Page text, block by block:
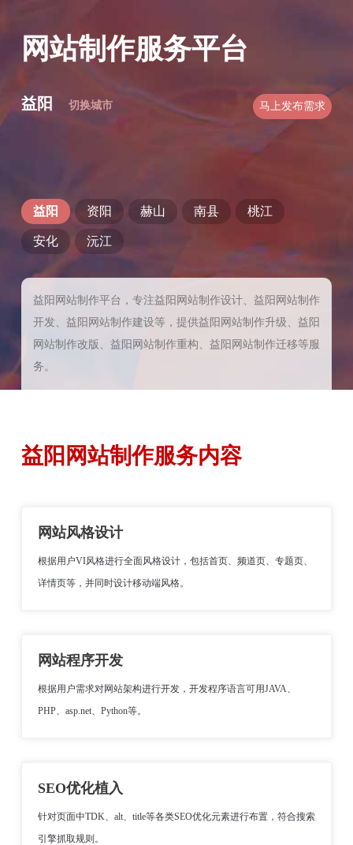
网站制作服务平台
益阳 切换城市 马上发布需求
益阳 资阳 赫山 南县 桃江
安化 沅江
益阳网站制作平台，专注益阳网站制作设计、益阳网站制作
开发、益阳网站制作建设等，提供益阳网站制作升级、益阳
网站制作改版、益阳网站制作重构、益阳网站制作迁移等服
务。
益阳网站制作服务内容
网站风格设计
根据用户VI风格进行全面风格设计，包括首页、频道页、专题页、
详情页等，并同时设计移动端风格。
网站程序开发
根据用户需求对网站架构进行开发，开发程序语言可用JAVA、
PHP、asp.net、Python等。
SEO优化植入
针对页面中TDK、alt、title等各类SEO优化元素进行布置，符合搜索
引擎抓取规则。